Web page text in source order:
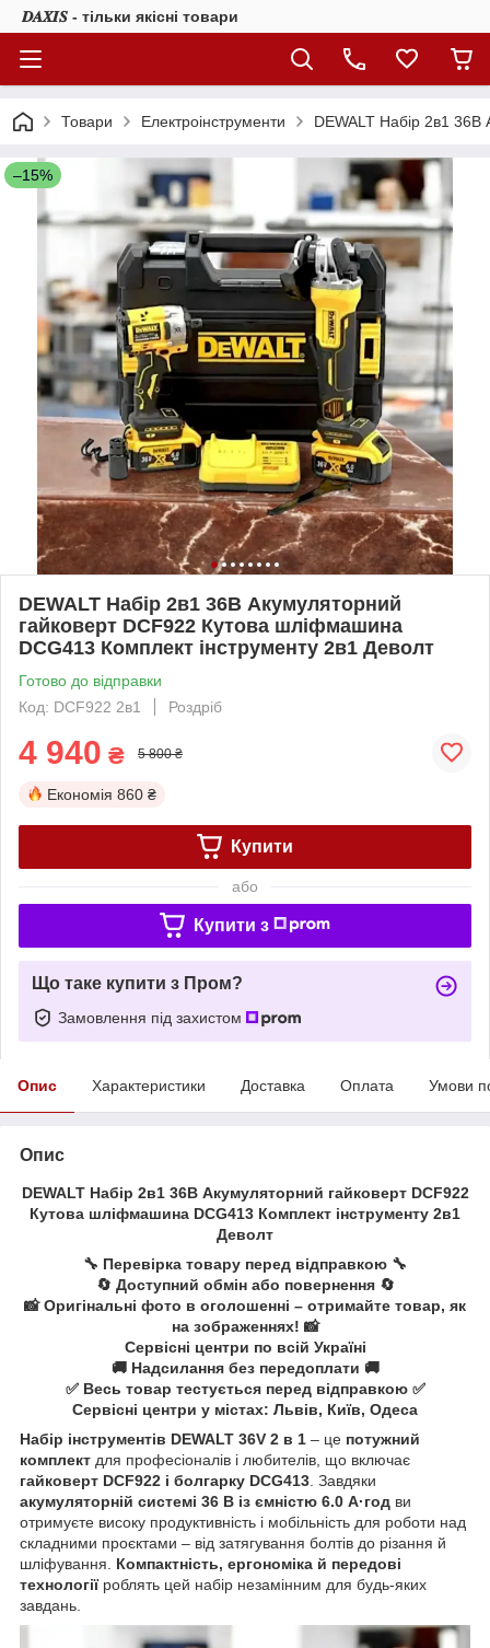
𝑫𝑨𝑿𝑰𝑺 - тільки якісні товари
Товари Електроінструменти DEWALT Набір 2в1 36В
–15%
DEWALT Набір 2в1 36В Акумуляторний
гайковерт DCF922 Кутова шліфмашина
DCG413 Комплект інструменту 2в1 Деволт
Готово до відправки
Код: DCF922 2в1
Роздріб
4 940 ₴ 5 800 ₴
Економія 860 ₴
Купити
або
Купити з
Що таке купити з Пром?
Замовлення під захистом
Опис Характеристики Доставка Оплата Умови
Опис
DEWALT Набір 2в1 36В Акумуляторний гайковерт DCF922
Кутова шліфмашина DCG413 Комплект інструменту 2в1
Деволт
🔧 Перевірка товару перед відправкою 🔧
🔄 Доступний обмін або повернення 🔄
📸 Оригінальні фото в оголошенні – отримайте товар, як
на зображеннях! 📸
Сервісні центри по всій Україні
🚚 Надсилання без передоплати 🚚
✅ Весь товар тестується перед відправкою ✅
Сервісні центри у містах: Львів, Київ, Одеса
Набір інструментів DEWALT 36V 2 в 1 – це потужний
комплект для професіоналів і любителів, що включає
гайковерт DCF922 і болгарку DCG413 . Завдяки
акумуляторній системі 36 В із ємністю 6.0 А·год ви
отримуєте високу продуктивність і мобільність для роботи над
складними проєктами – від затягування болтів до різання й
шліфування. Компактність, ергономіка й передові
технологіїроблять цей набір незамінним для будь-яких
завдань.